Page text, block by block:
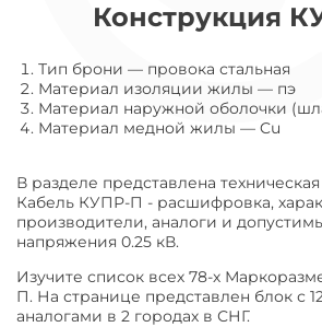
Конструкция
Тип брони — провока стальная
Материал изоляции жилы — пэ
Материал наружной оболочки
Материал медной жилы — Cu
В разделе представлена
Кабель КУПР-П - расшифровка,
производители, аналоги и
напряжения 0.25 кВ.
Изучите список всех 78-х
П. На странице представлен блок с
аналогами в 2 городах в СНГ.